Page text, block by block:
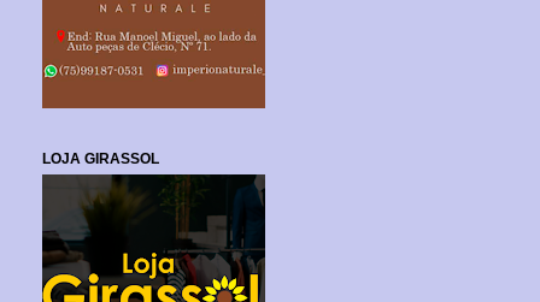
LOJA GIRASSOL